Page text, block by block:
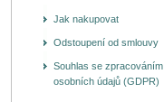
Jak nakupovat
Odstoupení od smlouvy
Souhlas se zpracováním
osobních údajů (GDPR)